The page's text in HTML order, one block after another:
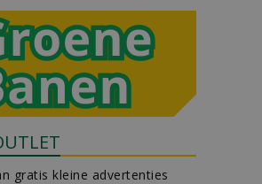
gratis kleine advertenties